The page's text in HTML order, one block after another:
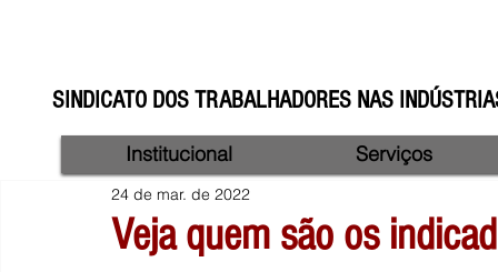
SINDICATO DOS TRABALHADORES NAS
Veja quem são os
24 de mar. de 2022
Institucional Serviços